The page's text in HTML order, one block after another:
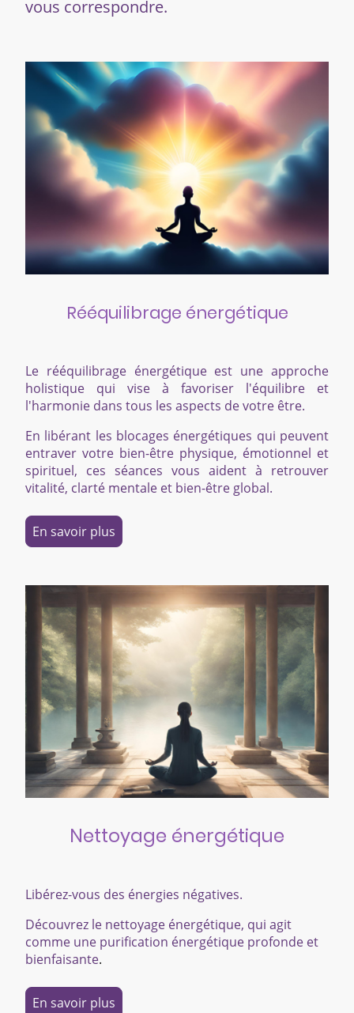
vous correspondre.
Rééquilibrage énergétique
Le rééquilibrage énergétique est une approche
holistique qui vise à favoriser l'équilibre et
l'harmonie dans tous les aspects de votre être.
En libérant les blocages énergétiques qui peuvent
entraver votre bien-être physique, émotionnel et
spirituel, ces séances vous aident à retrouver
vitalité, clarté mentale et bien-être global.
En savoir plus
Nettoyage énergétique
Libérez-vous des énergies négatives.
Découvrez le nettoyage énergétique, qui agit
comme une purification énergétique profonde et
bienfaisante.
En savoir plus